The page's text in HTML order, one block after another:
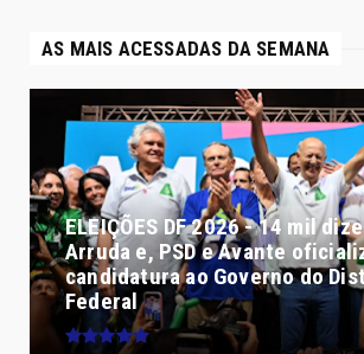
AS MAIS ACESSADAS DA SEMANA
ELEIÇÕES DF 2026 - 14 mil
Arruda e, PSD e Avante
candidatura ao Governo do
Federal